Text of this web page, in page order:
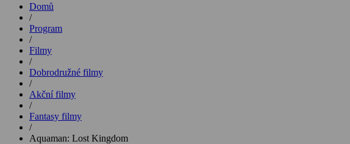
Domů
/
Program
/
Filmy
/
Dobrodružné filmy
/
Akční filmy
/
Fantasy filmy
/
Aquaman: Lost Kingdom